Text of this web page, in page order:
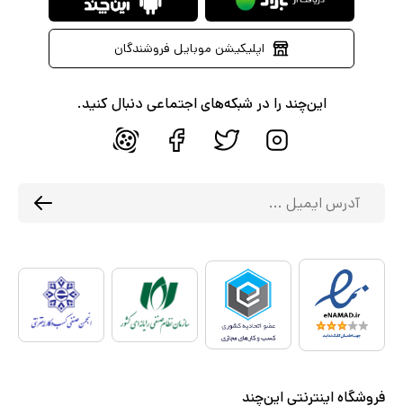
اپلیکیشن موبایل فروشندگان
این‌چند را در شبکه‌های اجتماعی دنبال کنید.
فروشگاه اینترنتی این‌چند